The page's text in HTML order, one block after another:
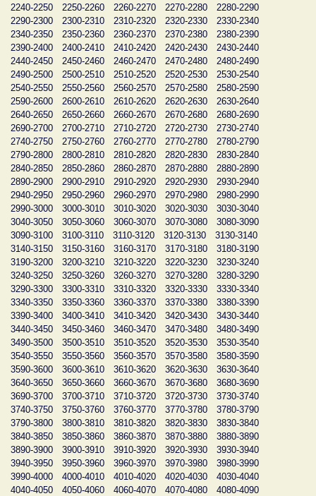
2240-2250
2250-2260 2260-2270 2270-2280
2280-2290
2290-2300
2300-2310 2310-2320 2320-2330
2330-2340
2340-2350
2350-2360 2360-2370 2370-2380
2380-2390
2390-2400
2400-2410 2410-2420 2420-2430
2430-2440
2440-2450
2450-2460 2460-2470 2470-2480
2480-2490
2490-2500
2500-2510 2510-2520 2520-2530
2530-2540
2540-2550
2550-2560 2560-2570 2570-2580
2580-2590
2590-2600
2600-2610 2610-2620 2620-2630
2630-2640
2640-2650
2650-2660 2660-2670 2670-2680
2680-2690
2690-2700
2700-2710 2710-2720 2720-2730
2730-2740
2740-2750
2750-2760 2760-2770 2770-2780
2780-2790
2790-2800
2800-2810 2810-2820 2820-2830
2830-2840
2840-2850
2850-2860 2860-2870 2870-2880
2880-2890
2890-2900
2900-2910 2910-2920 2920-2930
2930-2940
2940-2950
2950-2960 2960-2970 2970-2980
2980-2990
2990-3000
3000-3010 3010-3020 3020-3030
3030-3040
3040-3050
3050-3060 3060-3070 3070-3080
3080-3090
3090-3100
3100-3110 3110-3120 3120-3130
3130-3140
3140-3150
3150-3160 3160-3170 3170-3180
3180-3190
3190-3200
3200-3210 3210-3220 3220-3230
3230-3240
3240-3250
3250-3260 3260-3270 3270-3280
3280-3290
3290-3300
3300-3310 3310-3320 3320-3330
3330-3340
3340-3350
3350-3360 3360-3370 3370-3380
3380-3390
3390-3400
3400-3410 3410-3420 3420-3430
3430-3440
3440-3450
3450-3460 3460-3470 3470-3480
3480-3490
3490-3500
3500-3510 3510-3520 3520-3530
3530-3540
3540-3550
3550-3560 3560-3570 3570-3580
3580-3590
3590-3600
3600-3610 3610-3620 3620-3630
3630-3640
3640-3650
3650-3660 3660-3670 3670-3680
3680-3690
3690-3700
3700-3710 3710-3720 3720-3730
3730-3740
3740-3750
3750-3760 3760-3770 3770-3780
3780-3790
3790-3800
3800-3810 3810-3820 3820-3830
3830-3840
3840-3850
3850-3860 3860-3870 3870-3880
3880-3890
3890-3900
3900-3910 3910-3920 3920-3930
3930-3940
3940-3950
3950-3960 3960-3970 3970-3980
3980-3990
3990-4000
4000-4010 4010-4020 4020-4030
4030-4040
4040-4050
4050-4060 4060-4070 4070-4080
4080-4090